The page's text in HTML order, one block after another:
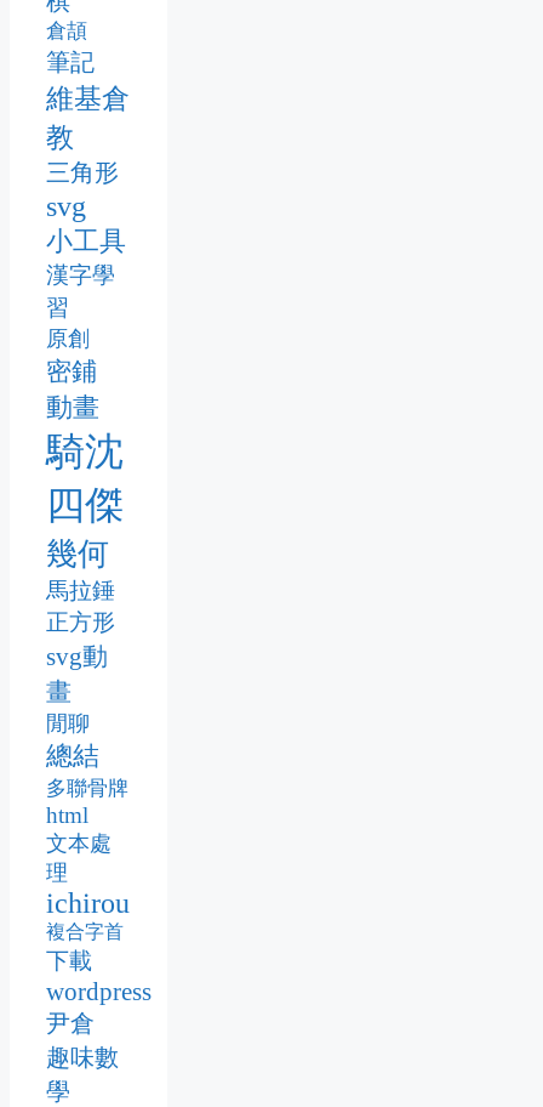
倉頡
筆記
維基倉
教
三角形
svg
小工具
漢字學
習
原創
密鋪
動畫
騎沈
四傑
幾何
馬拉錘
正方形
svg動
畫
閒聊
總結
多聯骨牌
html
文本處
理
ichirou
複合字首
下載
wordpress
尹倉
趣味數
學